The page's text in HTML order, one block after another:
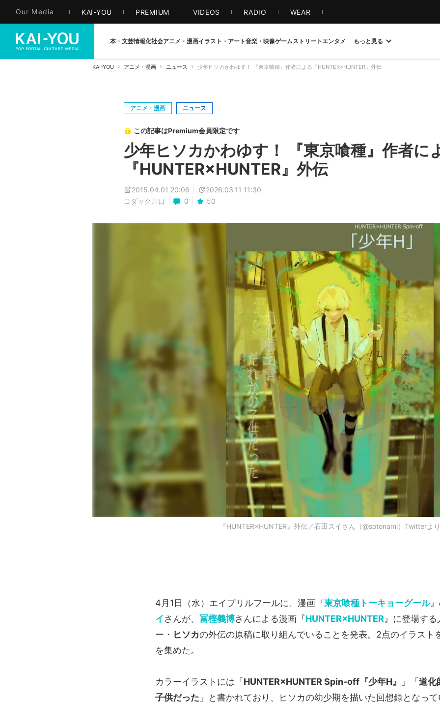
Our Media KAI-YOU PREMIUM VIDEOS RADIO WEAR
本・文芸情報化社会アニメ・漫画イラスト・アート音楽・映像ゲームストリート エンタメ もっと見る
KAI-YOU アニメ・漫画 ニュース 少年ヒソカかわゆす！ 『東京喰種』作者による『HUNTER×HUNTER』外伝
アニメ・漫画 ニュース
この記事はPremium会員限定です
少年ヒソカかわゆす！ 『東京喰種』作者に
『HUNTER×HUNTER』外伝
2015.04.01 20:06
2026.03.11 11:30
コダック川口
0 50
『HUNTER×HUNTER』外伝／石田スイさん（@sotonami）Twitterより
4月1日（水）エイプリルフールに、漫画『東京喰種トーキョーグール
イさんが、 冨樫義博さんによる漫画『HUNTER×HUNTER 』に登場す
ー・ ヒソカの外伝の原稿に取り組んでいることを発表。2点のイラスト
を集めた。
カラーイラストには「 HUNTER×HUNTER Spin-off『少年H』 」「 道化
子供だった 」と書かれており、ヒソカの幼少期を描いた回想録となって